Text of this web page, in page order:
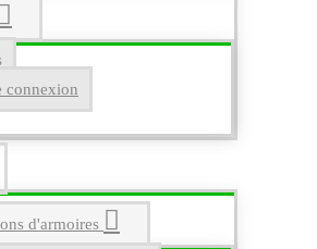
connexion
d'armoires